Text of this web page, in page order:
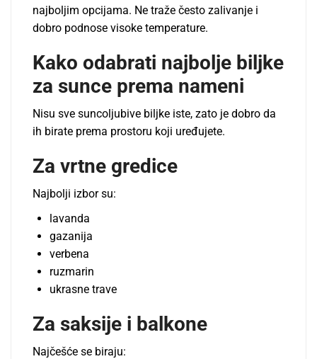
najboljim opcijama. Ne traže često zalivanje i
dobro podnose visoke temperature.
Kako odabrati najbolje biljke
za sunce prema nameni
Nisu sve suncoljubive biljke iste, zato je dobro da
ih birate prema prostoru koji uređujete.
Za vrtne gredice
Najbolji izbor su:
lavanda
gazanija
verbena
ruzmarin
ukrasne trave
Za saksije i balkone
Najčešće se biraju: